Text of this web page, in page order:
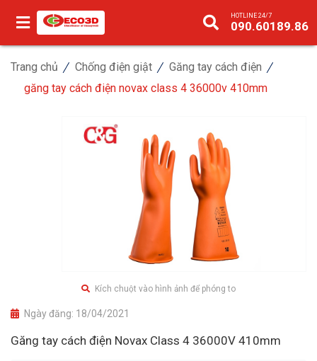
HOTLINE 24/7
090.60189.86
Trang chủ Chống điện giật
Găng tay cách điện
găng tay cách điện novax class 4 36000v 410mm
Kích chuột vào hình ảnh để phóng to
Ngày đăng: 18/04/2021
Găng tay cách điện Novax Class 4 36000V 410mm